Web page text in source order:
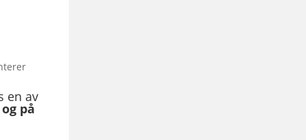
en av
på